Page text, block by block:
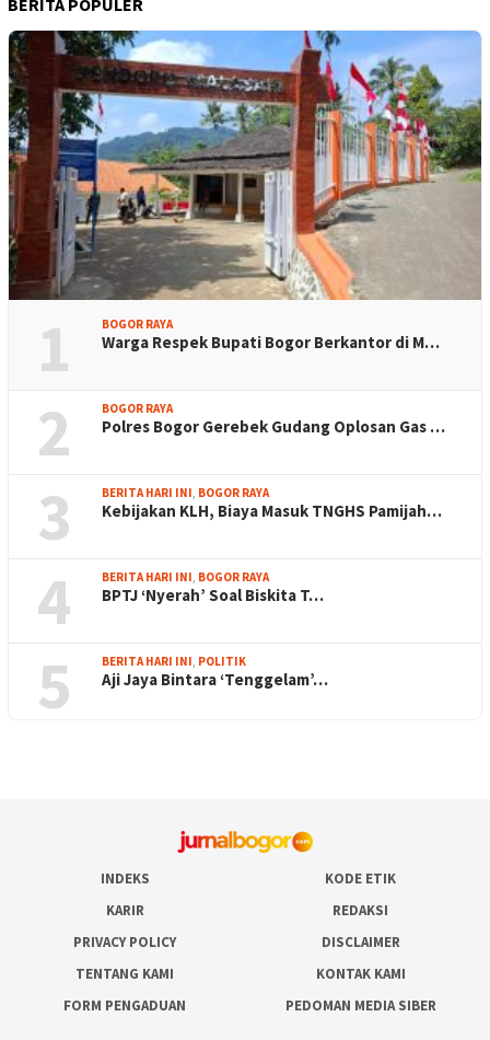
BERITA POPULER
1 BOGOR RAYA
Warga Respek Bupati Bogor Berkantor di M…
2 BOGOR RAYA
Polres Bogor Gerebek Gudang Oplosan Gas …
3 BERITA HARI INI, BOGOR RAYA
Kebijakan KLH, Biaya Masuk TNGHS Pamijah…
4 BERITA HARI INI, BOGOR RAYA
BPTJ ‘Nyerah’ Soal Biskita T…
5 BERITA HARI INI, POLITIK
Aji Jaya Bintara ‘Tenggelam’…
INDEKS
KODE ETIK
KARIR
REDAKSI
PRIVACY POLICY
DISCLAIMER
TENTANG KAMI
KONTAK KAMI
FORM PENGADUAN
PEDOMAN MEDIA SIBER